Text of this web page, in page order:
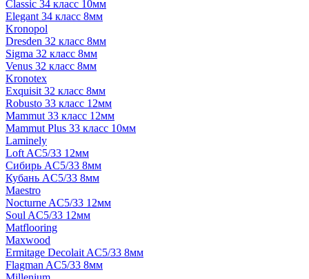
Classic 34 класс 10мм
Elegant 34 класс 8мм
Kronopol
Dresden 32 класс 8мм
Sigma 32 класс 8мм
Venus 32 класс 8мм
Kronotex
Exquisit 32 класс 8мм
Robusto 33 класс 12мм
Mammut 33 класс 12мм
Mammut Plus 33 класс 10мм
Laminely
Loft AC5/33 12мм
Сибирь AC5/33 8мм
Кубань AC5/33 8мм
Maestro
Nocturne AC5/33 12мм
Soul AC5/33 12мм
Matflooring
Maxwood
Ermitage Decolait AC5/33 8мм
Flagman AC5/33 8мм